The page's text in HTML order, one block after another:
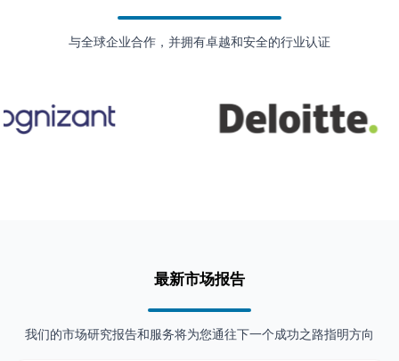
与全球企业合作，并拥有卓越和安全的行业认证
最新市场报告
我们的市场研究报告和服务将为您通往下一个成功之路指明方向